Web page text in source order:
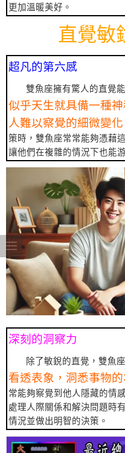
更加溫暖美好。
直覺敏
超凡的第六感
雙魚座擁有驚人的直覺
似乎天生就具備一種
人難以察覺的細微變化
策時，雙魚座常常能夠憑藉
讓他們在複雜的情況下也能
深刻的洞察力
除了敏銳的直覺，雙魚
看透表象，洞悉事物的
常能夠察覺到他人隱藏的情
處理人際關係和解決問題時
情況並做出明智的決策。